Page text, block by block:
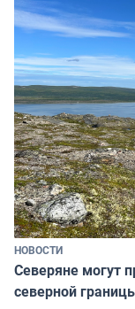
НОВОСТИ
Северяне могут
северной